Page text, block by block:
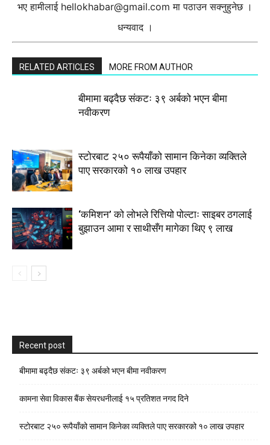
भए हामीलाई hellokhabar@gmail.com मा पठाउन सक्नुहुनेछ ।
धन्यवाद ।
RELATED ARTICLES MORE FROM AUTHOR
बीमामा बढ्दैछ संकटः ३९ अर्बको भएन बीमा
नवीकरण
स्टाेरबाट २५० रूपैयाँको सामान किनेका व्यक्तिले
पाए सरकारको १० लाख उपहार
‘कमिशन’ को लोभले रित्तियो पोल्टाः साइबर ठगलाई
बुझाउन आमा र साथीसँग मागेका थिए ९ लाख
Recent post
बीमामा बढ्दैछ संकटः ३९ अर्बको भएन बीमा नवीकरण
कामना सेवा विकास बैंक सेयरधनीलाई १५ प्रतिशत नगद दिने
स्टाेरबाट २५० रूपैयाँको सामान किनेका व्यक्तिले पाए सरकारको १० लाख उपहार